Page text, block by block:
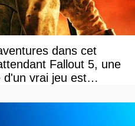
dans cet
Fallout 5, une
d'un vrai jeu est